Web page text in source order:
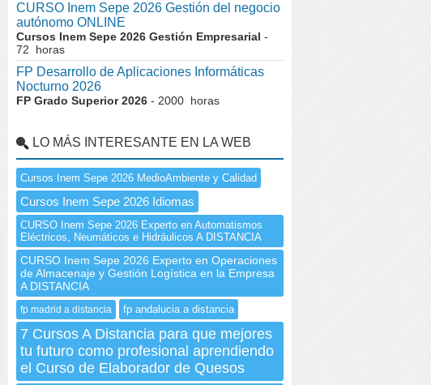
CURSO Inem Sepe 2026 Gestión del negocio
autónomo ONLINE
Cursos Inem Sepe 2026 Gestión Empresarial -
72 horas
FP Desarrollo de Aplicaciones Informáticas
Nocturno 2026
FP Grado Superior 2026 - 2000 horas
LO MÁS INTERESANTE EN LA WEB
Cursos Inem Sepe 2026 MedioAmbiente y Calidad
Cursos Inem Sepe 2026 Idiomas
CURSO Inem Sepe 2026 Experto en Automatismos
Eléctricos, Neumáticos e Hidráulicos A DISTANCIA
CURSO Inem Sepe 2026 Experto en Operaciones
de Almacenaje y Gestión Logística en la Empresa
A DISTANCIA
fp madrid a distancia fp andalucia a distancia
7 Cursos A Distancia para que mejores
tu futuro como profesional aprendiendo
el Curso de Elaborador de Quesos